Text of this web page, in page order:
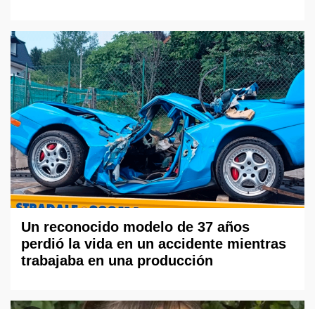
Un reconocido modelo de 37 años
perdió la vida en un accidente mientras
trabajaba en una producción